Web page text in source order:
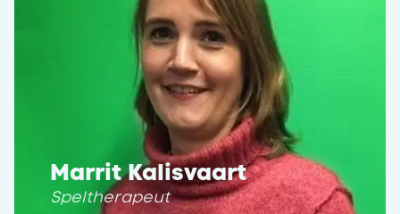
Marrit Kalisvaart
Speltherapeut